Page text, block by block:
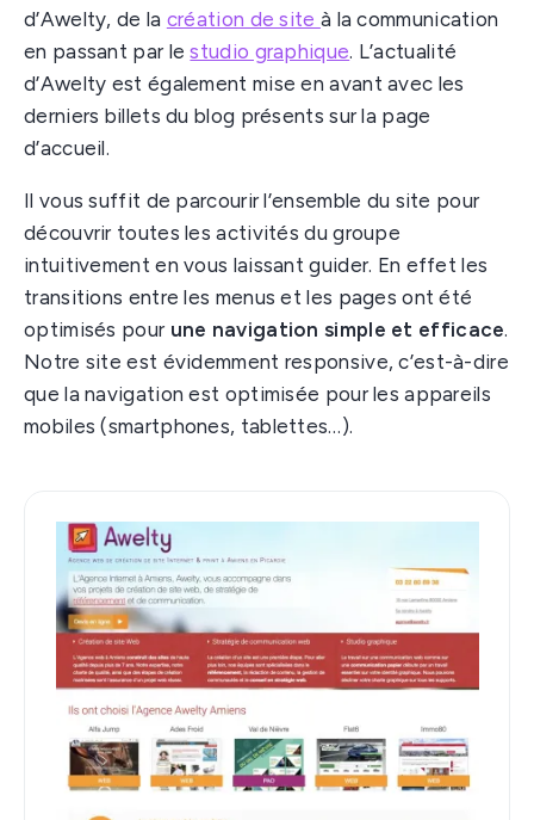
d’Awelty, de la création de site à la communication
en passant par lestudio graphique. L’actualité
d’Awelty est également mise en avant avec les
derniers billets du blog présents sur la page
d’accueil.
Il vous suffit de parcourir l’ensemble du site pour
découvrir toutes les activités du groupe
intuitivement en vous laissant guider. En effet les
transitions entre les menus et les pages ont été
optimisés pourune navigation simple et efficace.
Notre site est évidemment responsive, c’est-à-dire
que la navigation est optimisée pour les appareils
mobiles (smartphones, tablettes…).